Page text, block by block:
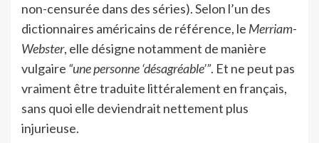
non-censurée dans des séries). Selon l’un des
dictionnaires américains de référence, le Merriam-
Webster, elle désigne notamment de manière
vulgaire “une personne ‘désagréable’”. Et ne peut pas
vraiment être traduite littéralement en français,
sans quoi elle deviendrait nettement plus
injurieuse.